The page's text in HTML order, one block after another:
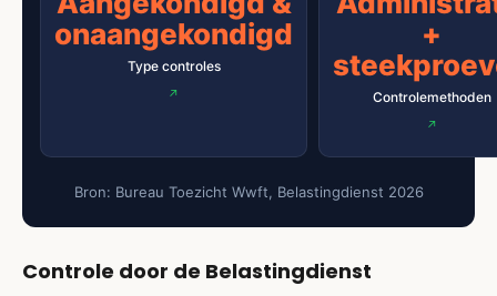
onaangekondigd
Type controles
+
Controlemethoden
Bron: Bureau Toezicht Wwft, Belastingdienst 2026
Controle door de Belastingdienst